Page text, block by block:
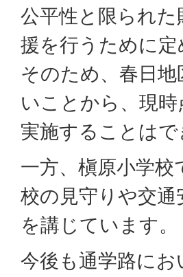
公平性と限られ
援を行うために
そのため、春日
いことから、現
実施することは
一方、槇原小学
校の見守りや交
を講じています。
今後も通学路に